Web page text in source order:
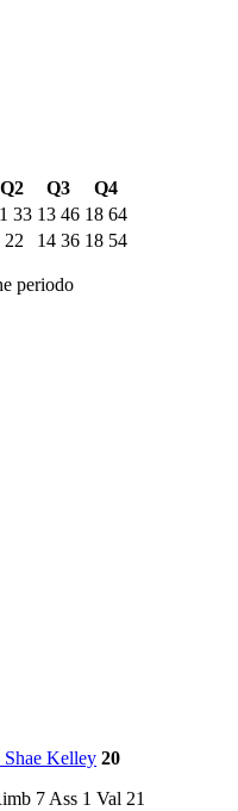
Q2 Q3
Q4
33 13 46 18 64
22 14 36 18 54
periodo
Shae Kelley 20
7 Ass 1 Val 21